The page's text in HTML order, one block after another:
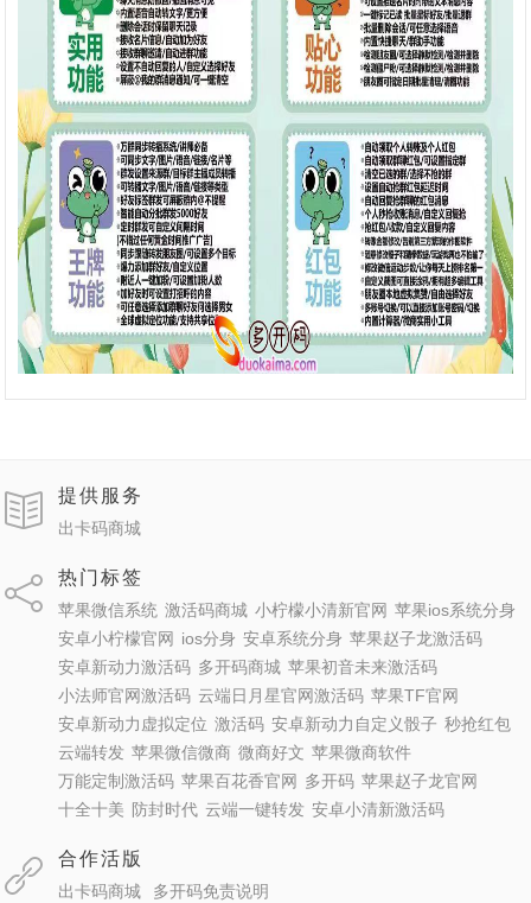
提供服务
出卡码商城
热门标签
苹果微信系统 激活码商城 小柠檬小清新官网 苹果ios系统分身
安卓小柠檬官网 ios分身 安卓系统分身 苹果赵子龙激活码
安卓新动力激活码 多开码商城 苹果初音未来激活码
小法师官网激活码 云端日月星官网激活码 苹果TF官网
安卓新动力虚拟定位 激活码 安卓新动力自定义骰子 秒抢红包
云端转发 苹果微信微商 微商好文 苹果微商软件
万能定制激活码 苹果百花香官网 多开码 苹果赵子龙官网
十全十美 防封时代 云端一键转发 安卓小清新激活码
合作活版
出卡码商城 多开码免责说明